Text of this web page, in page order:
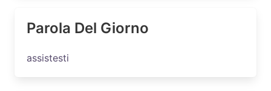
Parola Del Giorno
assistesti